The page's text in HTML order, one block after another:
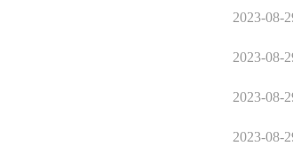
2023-08-
2023-08-
2023-08-
2023-08-